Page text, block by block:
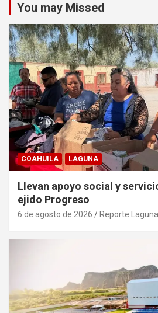
You may Missed
COAHUILA LAGUNA
Llevan apoyo social y
ejido Progreso
6 de agosto de 2026 Reporte Laguna